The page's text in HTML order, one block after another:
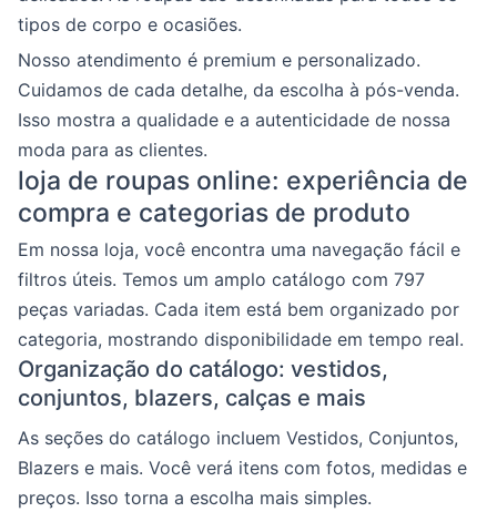
tipos de corpo e ocasiões.
Nosso atendimento é premium e personalizado.
Cuidamos de cada detalhe, da escolha à pós-venda.
Isso mostra a qualidade e a autenticidade de nossa
moda para as clientes.
loja de roupas online: experiência de
compra e categorias de produto
Em nossa loja, você encontra uma navegação fácil e
filtros úteis. Temos um amplo catálogo com 797
peças variadas. Cada item está bem organizado por
categoria, mostrando disponibilidade em tempo real.
Organização do catálogo: vestidos,
conjuntos, blazers, calças e mais
As seções do catálogo incluem Vestidos, Conjuntos,
Blazers e mais. Você verá itens com fotos, medidas e
preços. Isso torna a escolha mais simples.